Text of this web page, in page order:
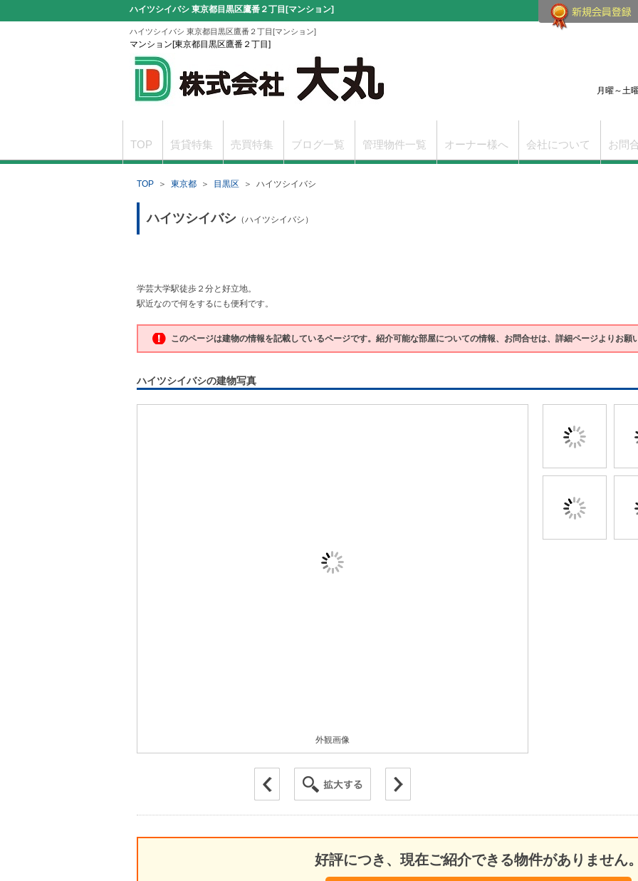
ハイツシイバシ 東京都目黒区鷹番２丁目[マンション]
ハイツシイバシ 東京都目黒区鷹番２丁目[マンション]
マンション[東京都目黒区鷹番２丁目]
月曜～土
TOP 賃貸特集 売買特集 ブログ一覧 管理物件一覧 オーナー様へ 会社について お問
駐車場無料サービスのご案内 申込書改訂版
TOP ＞ 東京都 ＞ 目黒区 ＞ ハイツシイバシ
ハイツシイバシ （ハイツシイバシ）
学芸大学駅徒歩２分と好立地。
駅近なので何をするにも便利です。
このページは建物の情報を記載しているページです。紹介可能な部屋についての情報、お問合せは、詳細ページよりお願
ハイツシイバシの建物写真
外観画像
好評につき、現在ご紹介できる物件がありません